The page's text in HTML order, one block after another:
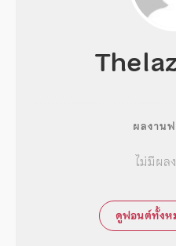
ผลงาน
ไม่มีผล
ดูฟอนต์ทั้งห